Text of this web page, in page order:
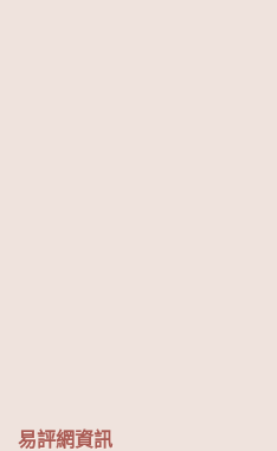
易評網資訊